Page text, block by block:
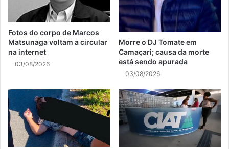
Fotos do corpo de Marcos
Matsunaga voltam a circular
na internet
03/08/2026
Morre o DJ Tomate em
Camaçari; causa da morte
está sendo apurada
03/08/2026